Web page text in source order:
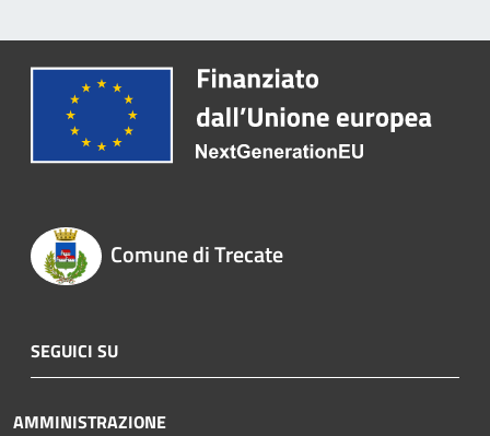
Comune di Trecate
SEGUICI SU
AMMINISTRAZIONE